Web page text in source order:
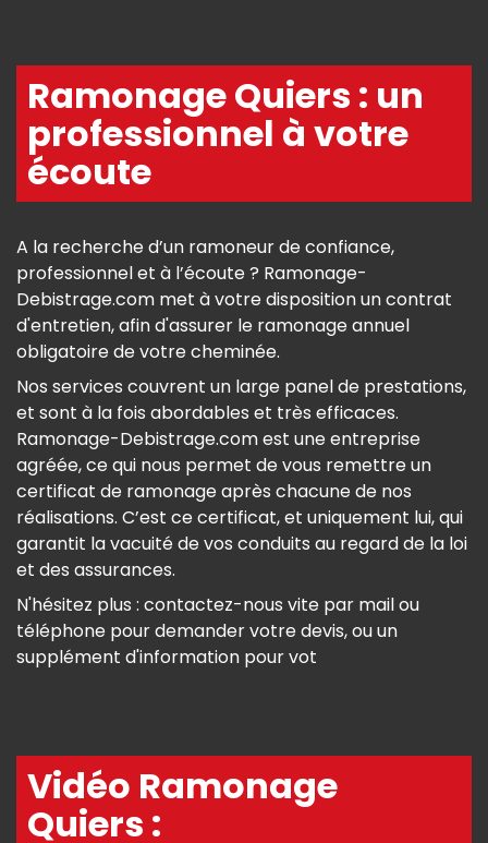
Ramonage Quiers : un
professionnel à votre
écoute
A la recherche d’un ramoneur de confiance,
professionnel et à l’écoute ? Ramonage-
Debistrage.com met à votre disposition un contrat
d'entretien, afin d'assurer le ramonage annuel
obligatoire de votre cheminée.
Nos services couvrent un large panel de prestations,
et sont à la fois abordables et très efficaces.
Ramonage-Debistrage.com est une entreprise
agréée, ce qui nous permet de vous remettre un
certificat de ramonage après chacune de nos
réalisations. C’est ce certificat, et uniquement lui, qui
garantit la vacuité de vos conduits au regard de la loi
et des assurances.
N'hésitez plus : contactez-nous vite par mail ou
téléphone pour demander votre devis, ou un
supplément d'information pour vot
Vidéo Ramonage
Quiers :